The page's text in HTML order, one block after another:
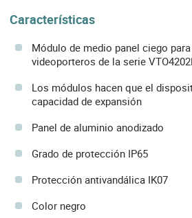
Características
Módulo de medio panel ciego
videoporteros de la serie
Los módulos hacen que el
capacidad de expansión
Panel de aluminio anodizado
Grado de protección IP65
Protección antivandálica IK07
Color negro